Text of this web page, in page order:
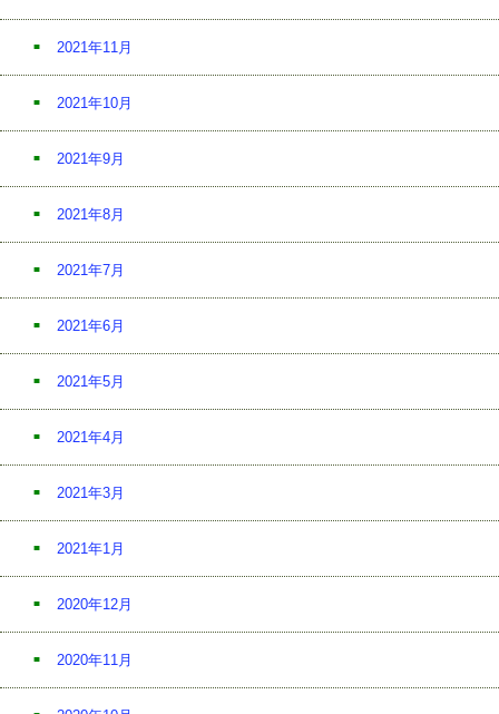
2021年11月
2021年10月
2021年9月
2021年8月
2021年7月
2021年6月
2021年5月
2021年4月
2021年3月
2021年1月
2020年12月
2020年11月